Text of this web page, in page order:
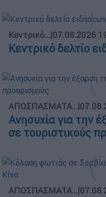
Κεντρικό...|07.08.2026
Κεντρικό δελτίο
ΑΠΟΣΠΑΣΜΑΤΑ...|
Ανησυχία για την
σε τουριστικούς
ΑΠΟΣΠΑΣΜΑΤΑ...|